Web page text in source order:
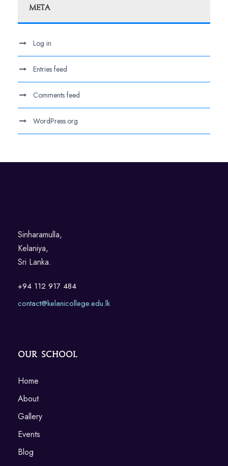
Meta
Log in
Entries feed
Comments feed
WordPress.org
Sinharamulla,
Kelaniya,
Sri Lanka.
+94 112 917 484
contact@kelanicollege.edu.lk
Our School
Home
About
Gallery
Events
Blog